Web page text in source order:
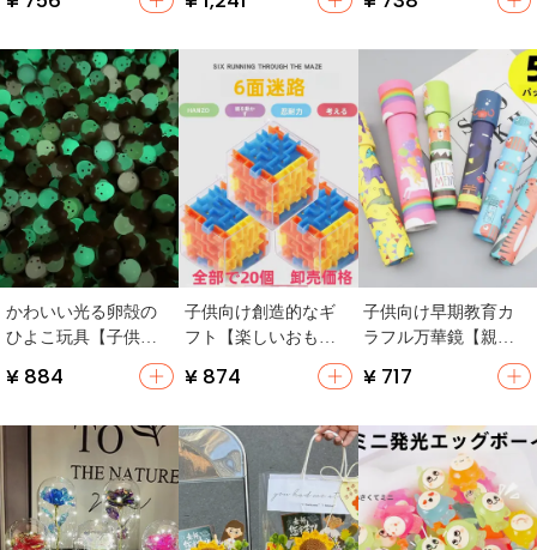
日ギフト】
ン・キーホルダー付
デザイン】
り物】
かわいい光る卵殻の
ひよこ玩具【子供
用・園児向け・ギフ
ト】
¥ 884
子供向け創造的なギ
フト【楽しいおもち
¥ 874
子供向け早期教育カ
ラフル万華鏡【親子
ト】
¥ 717